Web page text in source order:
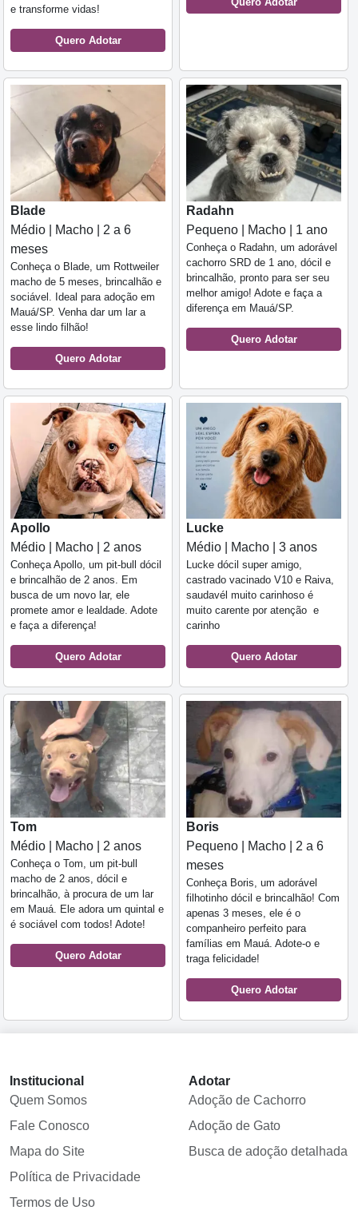
e transforme vidas!
Quero Adotar
Blade
Médio | Macho | 2 a 6
meses
Conheça o Blade, um Rottweiler
macho de 5 meses, brincalhão e
sociável. Ideal para adoção em
Mauá/SP. Venha dar um lar a
esse lindo filhão!
Quero Adotar
Radahn
Pequeno | Macho | 1 ano
Conheça o Radahn, um adorável
cachorro SRD de 1 ano, dócil e
brincalhão, pronto para ser seu
melhor amigo! Adote e faça a
diferença em Mauá/SP.
Quero Adotar
Apollo
Médio | Macho | 2 anos
Conheça Apollo, um pit-bull dócil
e brincalhão de 2 anos. Em
busca de um novo lar, ele
promete amor e lealdade. Adote
e faça a diferença!
Quero Adotar
Lucke
Médio | Macho | 3 anos
Lucke dócil super amigo,
castrado vacinado V10 e Raiva,
saudavél muito carinhoso é
muito carente por atenção e
carinho
Quero Adotar
Tom
Médio | Macho | 2 anos
Conheça o Tom, um pit-bull
macho de 2 anos, dócil e
brincalhão, à procura de um lar
em Mauá. Ele adora um quintal e
é sociável com todos! Adote!
Quero Adotar
Boris
Pequeno | Macho | 2 a 6
meses
Conheça Boris, um adorável
filhotinho dócil e brincalhão! Com
apenas 3 meses, ele é o
companheiro perfeito para
famílias em Mauá. Adote-o e
traga felicidade!
Quero Adotar
Institucional
Quem Somos
Fale Conosco
Mapa do Site
Política de Privacidade
Termos de Uso
Adotar
Adoção de Cachorro
Adoção de Gato
Busca de adoção detalhada